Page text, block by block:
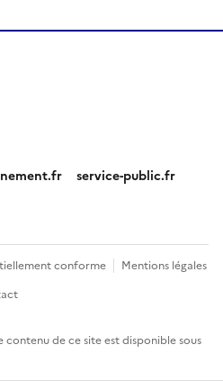
service-public.fr
conforme
Mentions légales
de ce site est disponible sous